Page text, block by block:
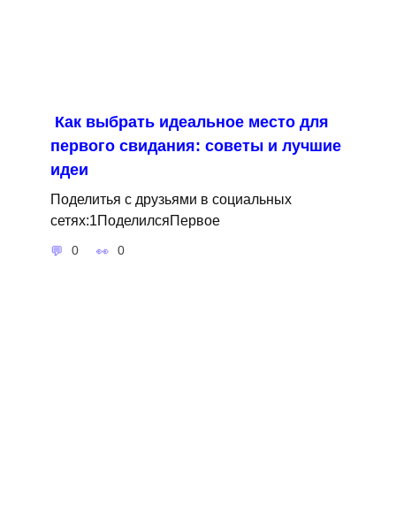
Как выбрать идеальное место для
первого свидания: советы и лучшие
идеи
Поделитья с друзьями в социальных
сетях:1ПоделилсяПервое
0 0